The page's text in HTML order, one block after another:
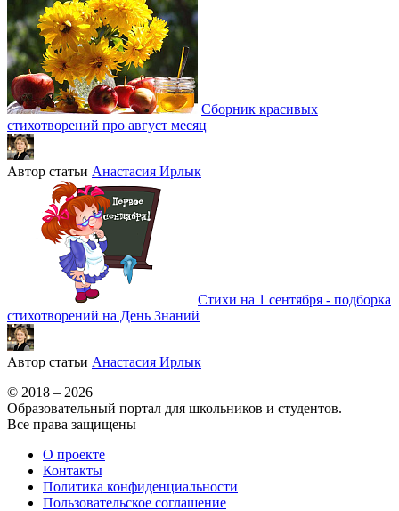
Сборник красивых
стихотворений про август месяц
Автор статьи Анастасия Ирлык
Стихи на 1 сентября - подборка
стихотворений на День Знаний
Автор статьи Анастасия Ирлык
© 2018 – 2026
Образовательный портал для школьников и студентов.
Все права защищены
О проекте
Контакты
Политика конфиденциальности
Пользовательское соглашение